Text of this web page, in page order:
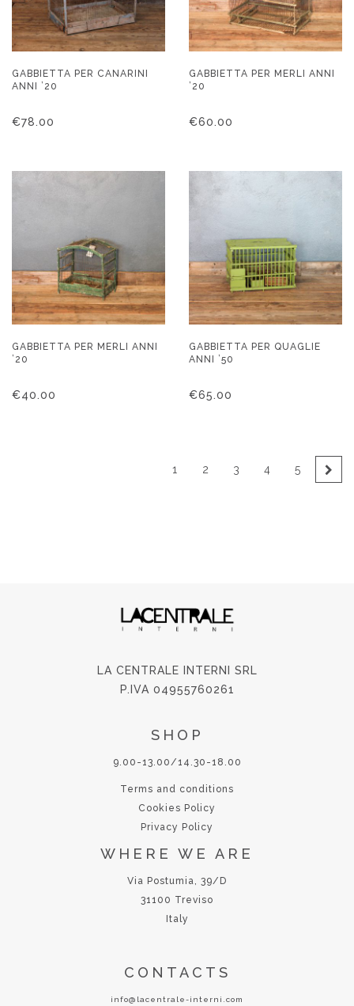
GABBIETTA PER CANARINI
ANNI ’20
€78.00
GABBIETTA PER MERLI ANNI
’20
€60.00
GABBIETTA PER MERLI ANNI
’20
€40.00
GABBIETTA PER QUAGLIE
ANNI ’50
€65.00
1 2 3 4 5 →
LA CENTRALE INTERNI SRL
P.IVA 04955760261
SHOP
9.00-13.00/14.30-18.00
Terms and conditions
Cookies Policy
Privacy Policy
WHERE WE ARE
Via Postumia, 39/D
31100 Treviso
Italy
CONTACTS
info@lacentrale-interni.com